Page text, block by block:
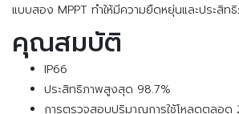
แบบสอง MPPT ทำให้มีความยืดหยุ่นและประสิท
คุณสมบัติ
IP66
ประสิทธิภาพสูงสุด 98.7%
การตรวจสอบปริมาณการใช้โหลดตลอด